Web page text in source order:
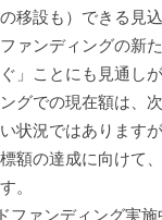
移設も）できる見
ァンディングの新
」ことにも見通しが
グでの現在額は、
状況ではあります
額の達成に向けて
。
ファンディング実施